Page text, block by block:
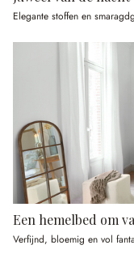
Elegante stoffen en
Een hemelbed om